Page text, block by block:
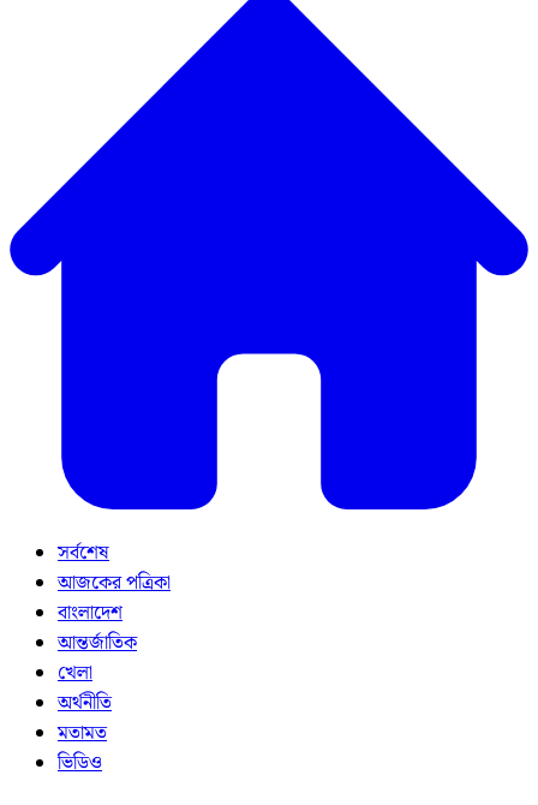
সর্বশেষ
আজকের পত্রিকা
বাংলাদেশ
আন্তর্জাতিক
খেলা
অর্থনীতি
মতামত
ভিডিও